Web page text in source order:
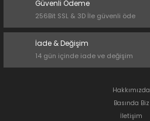
Güvenli Ödeme
256Bit SSL & 3D İle güvenli öde
İade & Değişim
14 gün içinde iade ve değişim
Hakkımızda
Basında Biz
İletişim